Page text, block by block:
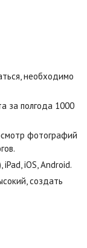
необходимо
за полгода 1000
фотографий
iOS, Android.
создать